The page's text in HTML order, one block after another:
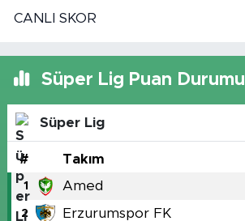
CANLI SKOR
Süper Lig Puan Durumu
Süper Lig
# Takım
1 Amed
2 Erzurumspor FK